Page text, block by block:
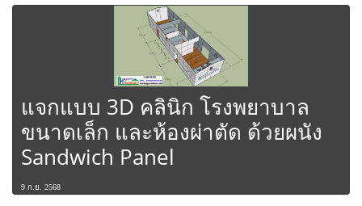
แจกแบบ 3D คลินิก โรงพยาบาล
ขนาดเล็ก และห้องผ่าตัด ด้วยผนัง
Sandwich Panel
9 ก.ย. 2568